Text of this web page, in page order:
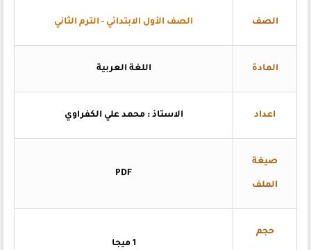
الصف الصف الأول الابتدائي - الترم الثاني
المادة اللغة العربية
اعداد الاستاذ : محمد علي الكفراوي
صيغة
الملف
PDF
حجم